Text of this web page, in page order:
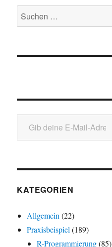
Suchen
nach:
Gib deine E-Mail-Adresse ein ...
KATEGORIEN
Allgemein (22)
Praxisbeispiel (189)
R-Programmierung(85)